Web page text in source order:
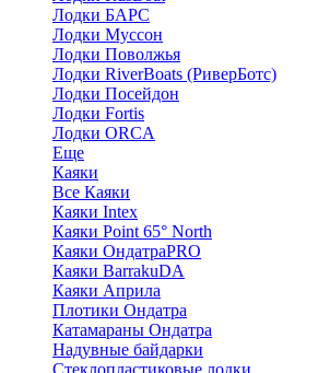
Лодки БАРС
Лодки Муссон
Лодки Поволжья
Лодки RiverBoats (РиверБотс)
Лодки Посейдон
Лодки Fortis
Лодки ORCA
Еще
Каяки
Все Каяки
Каяки Intex
Каяки Point 65° North
Каяки ОндатраPRO
Каяки BarrakuDA
Каяки Априла
Плотики Ондатра
Катамараны Ондатра
Надувные байдарки
Стеклопластиковые лодки